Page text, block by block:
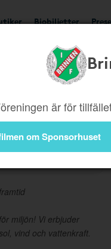
Biobiljetter
är för
om Sponsorhuset
miljön! Vi erbjuder
vind och vattenkraft.